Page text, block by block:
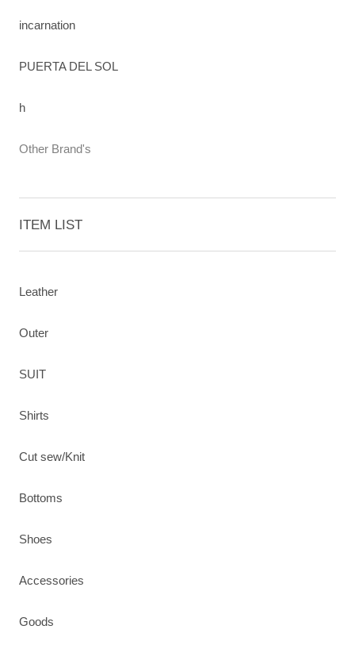
incarnation
PUERTA DEL SOL
h
Other Brand's
ITEM LIST
Leather
Outer
SUIT
Shirts
Cut sew/Knit
Bottoms
Shoes
Accessories
Goods